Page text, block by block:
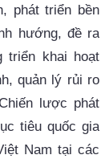
phát triển bền
hướng, đề ra
triển khai hoạt
quản lý rủi ro
lược phát
tiêu quốc gia
Nam tại các